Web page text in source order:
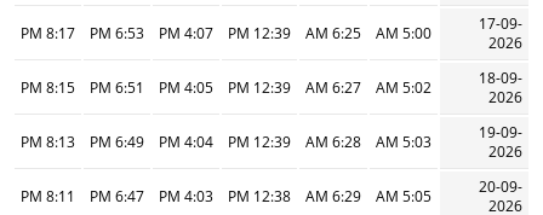
17-09-
2026
5:00 AM
6:25 AM
12:39 PM
4:07 PM
6:53 PM
8:17 PM
18-09-
2026
5:02 AM
6:27 AM
12:39 PM
4:05 PM
6:51 PM
8:15 PM
19-09-
2026
5:03 AM
6:28 AM
12:39 PM
4:04 PM
6:49 PM
8:13 PM
20-09-
2026
5:05 AM
6:29 AM
12:38 PM
4:03 PM
6:47 PM
8:11 PM